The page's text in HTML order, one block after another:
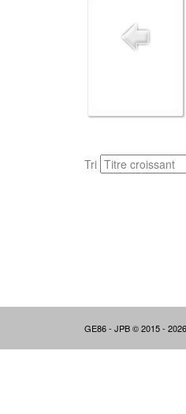
Tri
GE86 - JPB © 2015 -